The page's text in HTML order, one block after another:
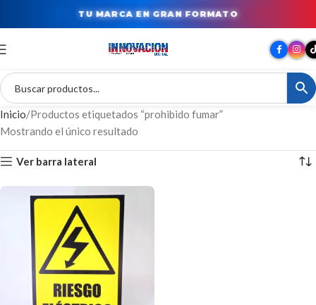
TU MARCA EN GRAN FORMATO
Inicio Productos etiquetados “prohibido fumar”
Mostrando el único resultado
Ver barra lateral